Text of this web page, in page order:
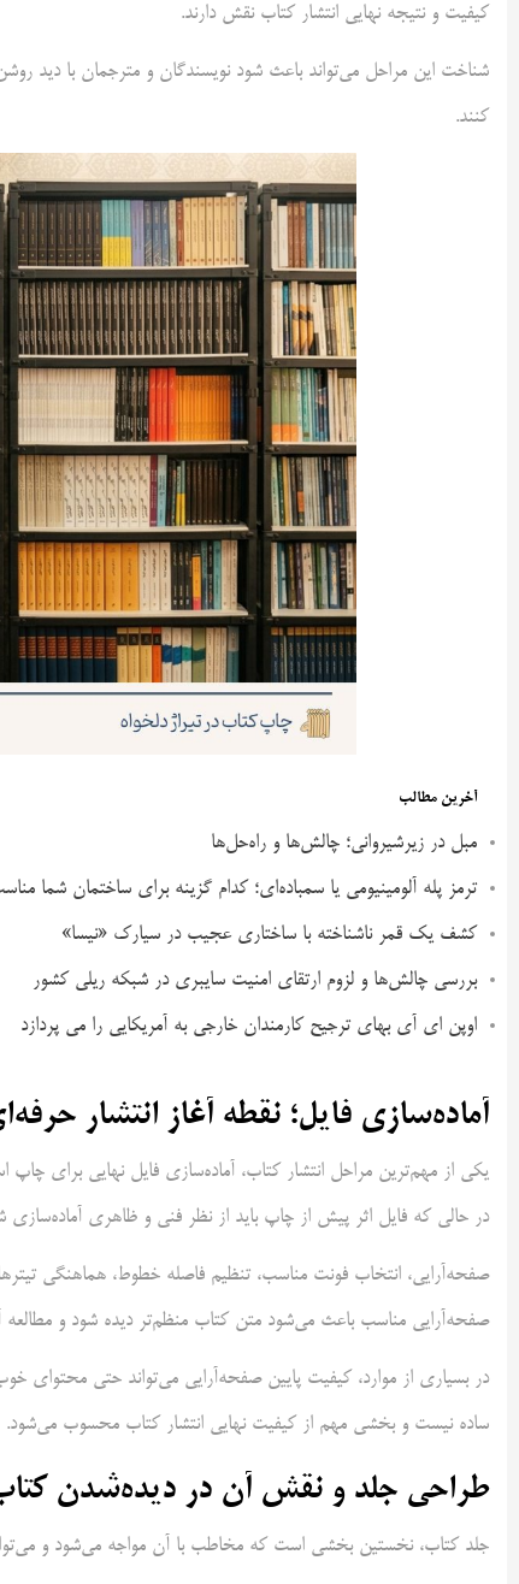
کیفیت و نتیجه نهایی انتشار کتاب نقش دارند.
شناخت این مراحل می‌تواند باعث شود نویسندگان و مترجمان با دید
کنند.
آخرین مطالب
مبل در زیرشیروانی؛ چالش‌ها و راه‌حل‌ها
ترمز پله آلومینیومی یا سمباده‌ای؛ کدام گزینه برای ساختمان شما
کشف یک قمر ناشناخته با ساختاری عجیب در سیارک «نیسا»
بررسی چالش‌ها و لزوم ارتقای امنیت سایبری در شبکه ریلی کشور
اوپن ای آی بهای ترجیح کارمندان خارجی به آمریکایی را می پردازد
آماده‌سازی فایل؛ نقطه آغاز انتشار
یکی از مهم‌ترین مراحل انتشار کتاب، آماده‌سازی فایل نهایی برای
در حالی که فایل اثر پیش از چاپ باید از نظر فنی و ظاهری آماده‌سازی
صفحه‌آرایی، انتخاب فونت مناسب، تنظیم فاصله خطوط، هماهنگی
صفحه‌آرایی مناسب باعث می‌شود متن کتاب منظم‌تر دیده شود و مطالعه
در بسیاری از موارد، کیفیت پایین صفحه‌آرایی می‌تواند حتی محتوای
ساده نیست و بخشی مهم از کیفیت نهایی انتشار کتاب محسوب می‌شود.
طراحی جلد و نقش آن در دیده‌شدن
جلد کتاب، نخستین بخشی است که مخاطب با آن مواجه می‌شود و